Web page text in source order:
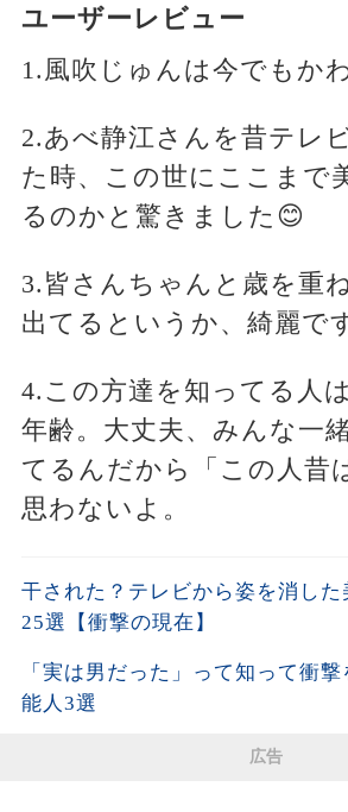
ユーザーレビュー
1.風吹じゅんは今でもか
2.あべ静江さんを昔テレ
た時、この世にここまで
るのかと驚きました😊
3.皆さんちゃんと歳を重
出てるというか、綺麗で
4.この方達を知ってる人
年齢。大丈夫、みんな一
てるんだから「この人昔
思わないよ。
干された？テレビから姿を消した
25選【衝撃の現在】
「実は男だった」って知って衝
能人3選
広告